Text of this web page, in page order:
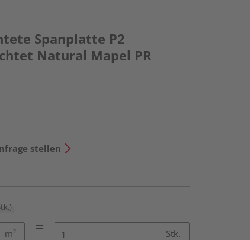
Spanplatte P2
Natural Mapel PR
stellen
m² Stk.